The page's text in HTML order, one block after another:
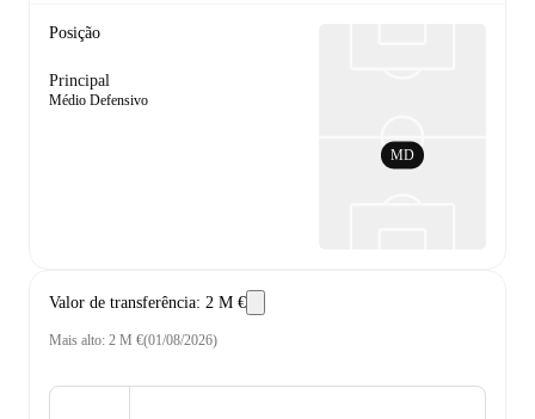
Posição
Principal
Médio Defensivo
MD
Valor de transferência: 2 M €
Mais alto: 2 M €(01/08/2026)